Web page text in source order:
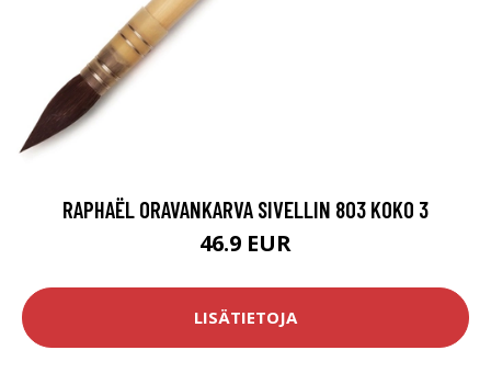
RAPHAËL ORAVANKARVA SIVELLIN 803 KOKO 3
46.9 EUR
LISÄTIETOJA